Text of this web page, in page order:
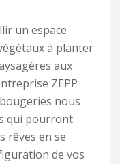
un espace
à planter
aux
ZEPP
nous
qui pourront
rêves en se
de vos